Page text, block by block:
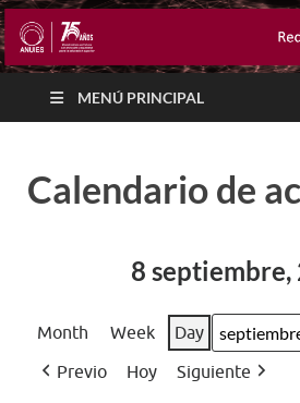
MENÚ PRINCIPAL
Calendario de
8 septiembre,
Month Week Day
Month
Day
Year
Previo Hoy Siguiente